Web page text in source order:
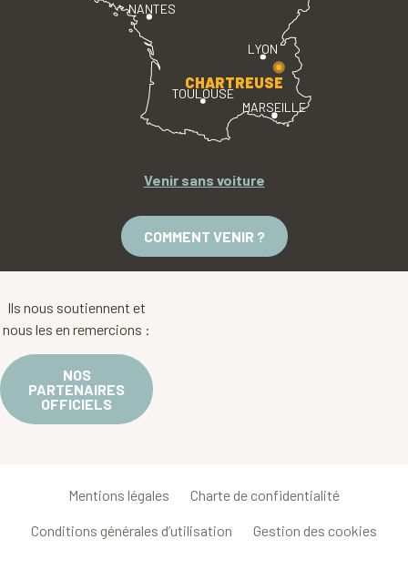
LYON
TOULOUSE
MARSEILLE
NANTES
CHARTREUSE
Venir sans voiture
COMMENT VENIR ?
Ils nous soutiennent et
nous les en remercions :
NOS
PARTENAIRES
OFFICIELS
Mentions légales Charte de confidentialité
Conditions générales d’utilisation Gestion des cookies